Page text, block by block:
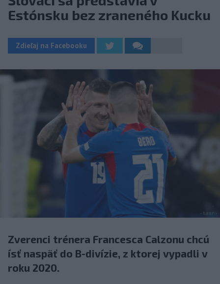
Estónsku bez zraneného Kucku
Zdieľaj na Facebooku
Zverenci trénera Francesca Calzonu chcú
ísť naspäť do B-divízie, z ktorej vypadli v
roku 2020.